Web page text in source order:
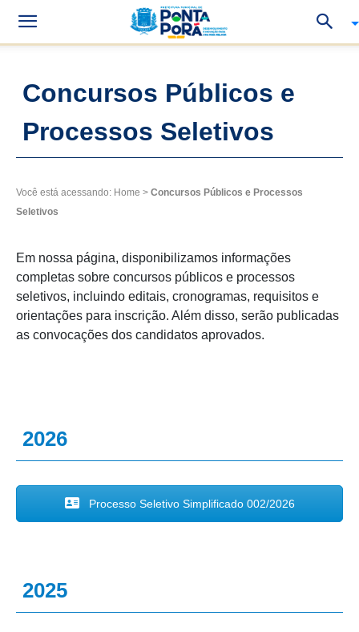
Concursos Públicos e
Processos Seletivos
Você está acessando: Home > Concursos Públicos e Processos
Seletivos
Em nossa página, disponibilizamos informações
completas sobre concursos públicos e processos
seletivos, incluindo editais, cronogramas, requisitos e
orientações para inscrição. Além disso, serão publicadas
as convocações dos candidatos aprovados.
2026
Processo Seletivo Simplificado 002/2026
2025